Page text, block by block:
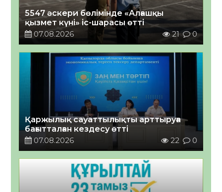
5547 әскери бөлімінде «Алғашқы
қызмет күні» іс-шарасы өтті
07.08.2026
21 0
Қаржылық сауаттылықты арттыруға
бағытталған кездесу өтті
07.08.2026
22 0